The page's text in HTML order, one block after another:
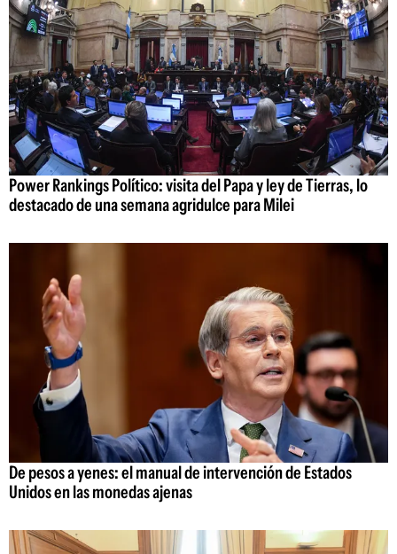
Power Rankings Político: visita del Papa y ley de Tierras, lo
destacado de una semana agridulce para Milei
De pesos a yenes: el manual de intervención de Estados
Unidos en las monedas ajenas